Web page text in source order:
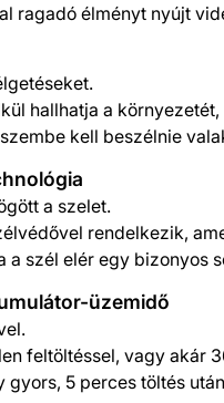
ragadó élményt nyújt
hallhatja a
kell beszélnie
a szelet.
rendelkezik,
a szél elér egy
üzemidő
feltöltéssel, vagy akár
5 perces töltés